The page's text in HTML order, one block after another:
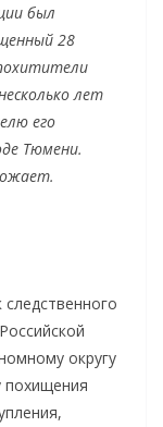
был
28
лет
его
Тюмени.
округу
похищения